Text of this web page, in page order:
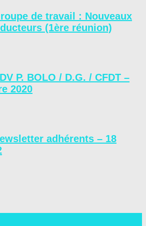
de travail : Nouveaux
(1ère réunion)
P. BOLO / D.G. / CFDT –
2020
adhérents – 18